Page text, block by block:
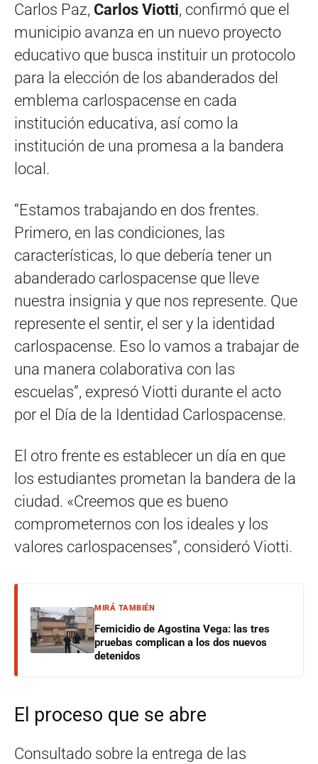
Carlos Paz, Carlos Viotti, confirmó que el
municipio avanza en un nuevo proyecto
educativo que busca instituir un protocolo
para la elección de los abanderados del
emblema carlospacense en cada
institución educativa, así como la
institución de una promesa a la bandera
local.
“Estamos trabajando en dos frentes.
Primero, en las condiciones, las
características, lo que debería tener un
abanderado carlospacense que lleve
nuestra insignia y que nos represente. Que
represente el sentir, el ser y la identidad
carlospacense. Eso lo vamos a trabajar de
una manera colaborativa con las
escuelas”, expresó Viotti durante el acto
por el Día de la Identidad Carlospacense.
El otro frente es establecer un día en que
los estudiantes prometan la bandera de la
ciudad. «Creemos que es bueno
comprometernos con los ideales y los
valores carlospacenses”, consideró Viotti.
MIRÁ TAMBIÉN
Femicidio de Agostina Vega: las tres
pruebas complican a los dos nuevos
detenidos
El proceso que se abre
Consultado sobre la entrega de las